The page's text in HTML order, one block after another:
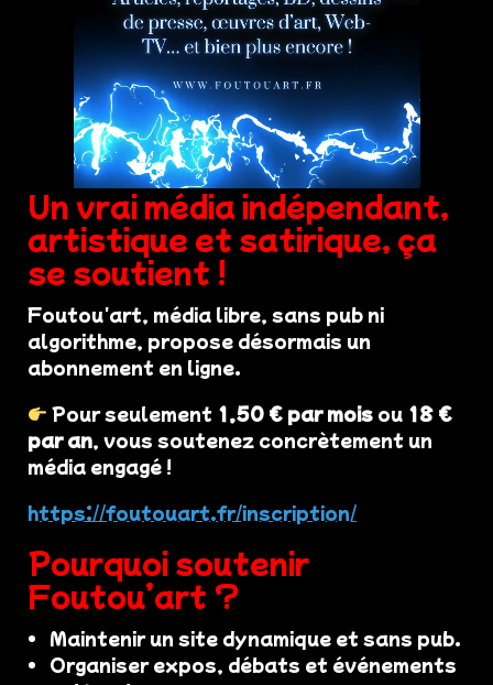
Un vrai média indépendant,
artistique et satirique, ça
se soutient !
Foutou'art, média libre, sans pub ni
algorithme, propose désormais un
abonnement en ligne.
Pour seulement 1,50 € par mois ou 18 €
par an, vous soutenez concrètement un
média engagé !
https://foutouart.fr/inscription/
Pourquoi soutenir
Foutou’art ?
Maintenir un site dynamique et sans pub.
Organiser expos, débats et événements